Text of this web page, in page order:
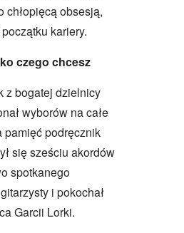
chłopięcą obsesją,
kariery.
czego chcesz
z bogatej dzielnicy
wyborów na całe
pamięć podręcznik
się sześciu akordów
spotkanego
i pokochał
Garcii Lorki.